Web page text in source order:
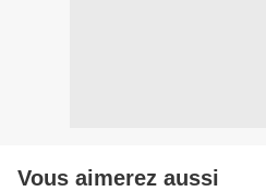
Vous aimerez aussi